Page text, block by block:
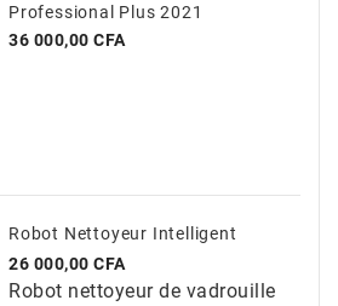
Professional Plus 2021
Prix
36 000,00 CFA
Robot Nettoyeur Intelligent
Prix
26 000,00 CFA
Robot nettoyeur de vadrouille